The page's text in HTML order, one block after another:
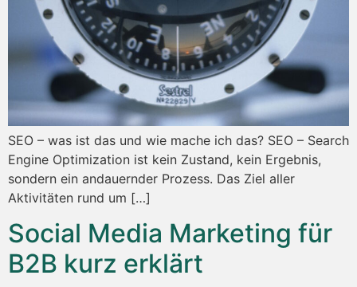
SEO – was ist das und wie mache ich das? SEO – Search
Engine Optimization ist kein Zustand, kein Ergebnis,
sondern ein andauernder Prozess. Das Ziel aller
Aktivitäten rund um […]
Social Media Marketing für
B2B kurz erklärt